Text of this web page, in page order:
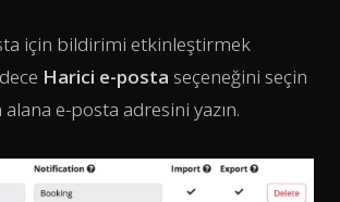
için bildirimi etkinleştirmek
Harici e-posta seçeneğini seçin
alana e-posta adresini yazın.